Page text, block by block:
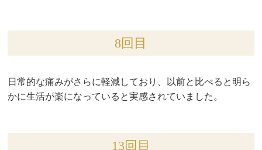
8回目
日常的な痛みがさらに軽減しており、以前と比べると明ら
かに生活が楽になっていると実感されていました。
13回目